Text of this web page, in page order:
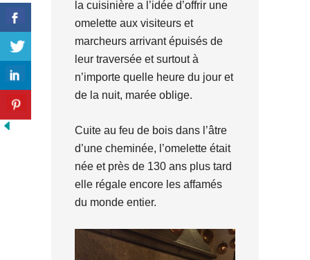
la cuisinière a l’idée d’offrir une
omelette aux visiteurs et
marcheurs arrivant épuisés de
leur traversée et surtout à
n’importe quelle heure du jour et
de la nuit, marée oblige.
Cuite au feu de bois dans l’âtre
d’une cheminée, l’omelette était
née et près de 130 ans plus tard
elle régale encore les affamés
du monde entier.